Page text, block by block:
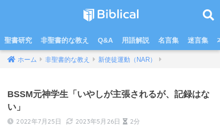
聖書研究 非聖書的な教え Q&A 用語解説 名言集 迷言集
ホーム 非聖書的な教え 新使徒運動（NAR）
BSSM元神学生「いやしが主張されるが、記録はな
い」
2022年7月25日 2023年5月26日 2分